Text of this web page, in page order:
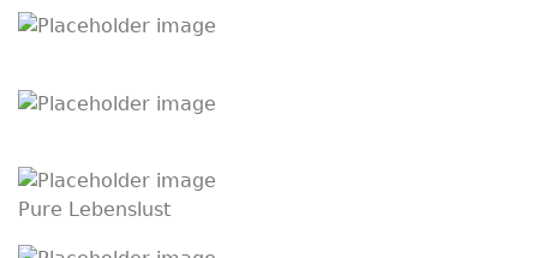
Pure Lebenslust